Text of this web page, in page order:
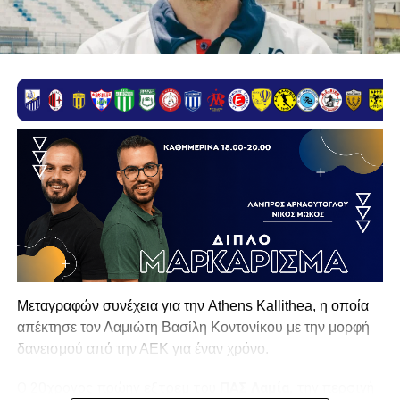
Μεταγραφών συνέχεια για την Athens Kallithea, η οποία
απέκτησε τον Λαμιώτη Βασίλη Κοντονίκου με την μορφή
δανεισμού από την ΑΕΚ για έναν χρόνο.